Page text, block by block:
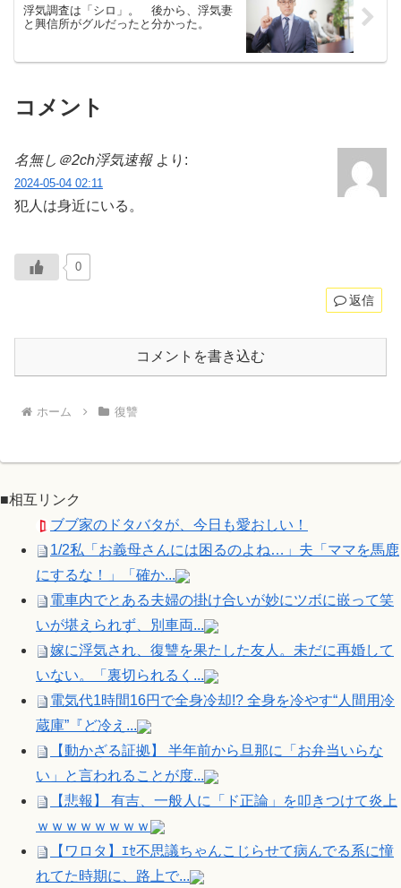
浮気調査は「シロ」。 後から、浮気妻
と興信所がグルだったと分かった。
コメント
名無し＠2ch浮気速報 より:
2024-05-04 02:11
犯人は身近にいる。
0
返信
コメントを書き込む
ホーム 復讐
■相互リンク
ブブ家のドタバタが、今日も愛おしい！
1/2私「お義母さんには困るのよね…」夫「ママを馬鹿
にするな！」「確か...
電車内でとある夫婦の掛け合いが妙にツボに嵌って笑
いが堪えられず、別車両...
嫁に浮気され、復讐を果たした友人。未だに再婚して
いない。「裏切られるく...
電気代1時間16円で全身冷却!? 全身を冷やす“人間用冷
蔵庫”『ど冷え...
【動かざる証拠】 半年前から旦那に「お弁当いらな
い」と言われることが度...
【悲報】 有吉、一般人に「ド正論」を叩きつけて炎上
ｗｗｗｗｗｗｗｗ
【ワロタ】ｴｾ不思議ちゃんこじらせて病んでる系に憧
れてた時期に、路上で...